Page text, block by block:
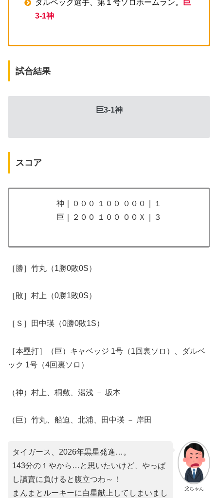
ダルベック選手、第１号ソロホームラン。
巨
3-1神
試合結果
巨3-1神
スコア
神｜０００ １００ ０００｜１
巨｜２００ １００ ００Ｘ｜３
​［勝］竹丸（1勝0敗0S）
［敗］村上（0勝1敗0S）
［Ｓ］田中瑛（0勝0敗1S）
​［本塁打］（巨）キャベッジ 1号（1回裏ソロ）、ダルベ
ック 1号（4回裏ソロ）
​（神）村上、桐敷、湯浅 － 坂本
（巨）竹丸、船迫、北浦、田中瑛 － 岸田
父ちゃん
タイガース、2026年黒星発進…。
143分の１やから…と思いたいけど、やっぱ
し讀賣に負けると腹立つわ～！
まんまとルーキーに白星献上してしまいまし